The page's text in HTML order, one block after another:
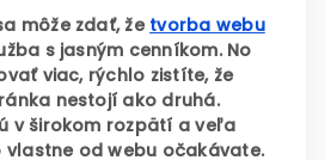
môže zdať, že tvorba webu
s jasným cenníkom. No
viac, rýchlo zistíte, že
nestojí ako druhá.
v širokom rozpätí a veľa
vlastne od webu očakávate.